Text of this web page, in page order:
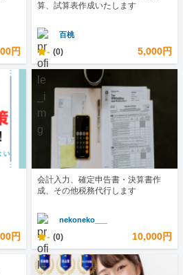
円
算、試算表作成いたします
百桃
- (0) 5,000円
円
会計入力、確定申告書・決算書作
成、その他税務代行します
nekoneko___
- (0) 10,000円